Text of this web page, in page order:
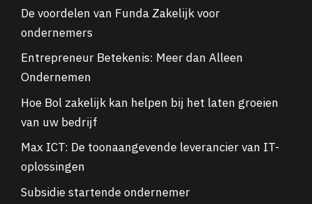
De voordelen van Funda Zakelijk voor
ondernemers
Entrepreneur Betekenis: Meer dan Alleen
Ondernemen
Hoe Bol zakelijk kan helpen bij het laten groeien
van uw bedrijf
Max ICT: De toonaangevende leverancier van IT-
oplossingen
Subsidie startende ondernemer